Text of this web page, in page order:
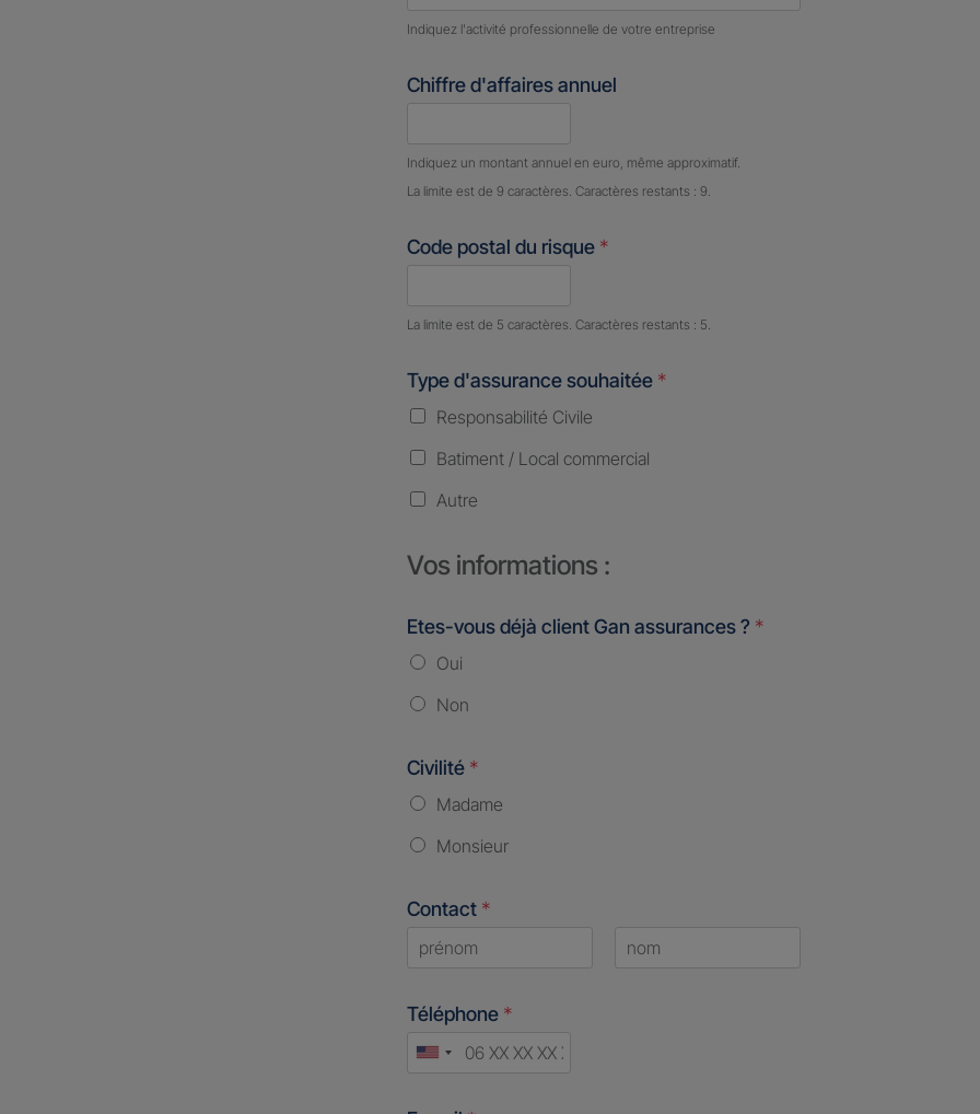
Indiquez l'activité professionnelle de votre entreprise
Chiffre d'affaires annuel
Nombre de caractères restants :9 caractères restants
Indiquez un montant annuel en euro, même approximatif.
La limite est de 9 caractères. Caractères restants : 9.
Code postal du risque *
Nombre de caractères restants :
La limite est de 5 caractères. Caractères restants : 5.
Type d'assurance souhaitée *
Responsabilité Civile
Batiment / Local commercial
Autre
Vos informations :
Etes-vous déjà client Gan assurances ? *
Oui
Non
Civilité *
Madame
Monsieur
Contact *
Téléphone *
United